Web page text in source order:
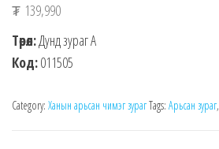
₮ 139,990
Төрөл:Дунд зураг А
Код:011505
Category: Ханын арьсан чимэг зурагTags: Арьсан зураг,